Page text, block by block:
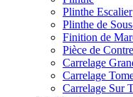
Plinthe Escalier
Plinthe de
Finition de
Pièce de
Carrelage
Carrelage
Carrelage Sur